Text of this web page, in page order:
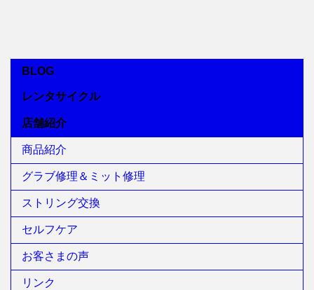
BLOG
レンタサイクル
店舗紹介
商品紹介
グラブ修理＆ミット修理
ストリング交換
セルフケア
お客さまの声
リンク